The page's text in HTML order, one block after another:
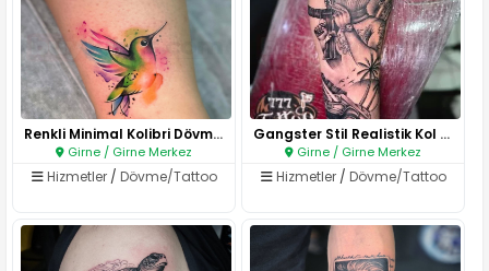
Renkli Minimal Kolibri Dövmesi..
Girne / Girne Merkez
Hizmetler/ Dövme/Tattoo
Gangster Stil Realistik Kol Dö..
Girne / Girne Merkez
Hizmetler/ Dövme/Tattoo